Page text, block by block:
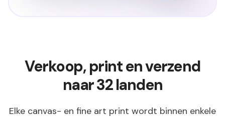
Verkoop, print en verzend
naar 32 landen
Elke canvas- en fine art print wordt binnen enkele